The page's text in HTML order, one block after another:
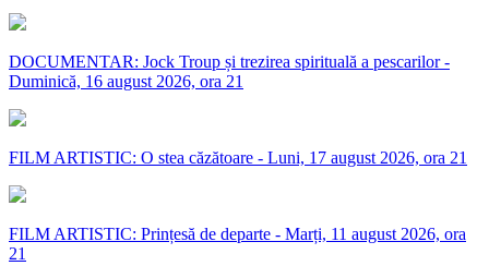
DOCUMENTAR: Jock Troup și trezirea spirituală a pescarilor -
Duminică, 16 august 2026, ora 21
FILM ARTISTIC: O stea căzătoare - Luni, 17 august 2026, ora 21
FILM ARTISTIC: Prințesă de departe - Marți, 11 august 2026, ora
21